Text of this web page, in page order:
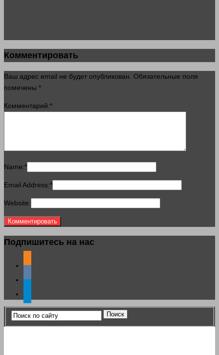
Комментировать
Ваш адрес email не будет опубликован. Обязательные поля
помечены *
Комментарий:*
Name:*
Email Address:*
Website:
Подпишитесь на нас